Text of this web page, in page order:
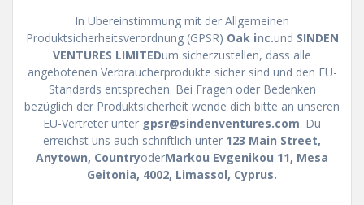
In Übereinstimmung mit der Allgemeinen
Produktsicherheitsverordnung (GPSR) Oak inc.und SINDEN
VENTURES LIMITEDum sicherzustellen, dass alle
angebotenen Verbraucherprodukte sicher sind und den EU-
Standards entsprechen. Bei Fragen oder Bedenken
bezüglich der Produktsicherheit wende dich bitte an unseren
EU-Vertreter unter gpsr@sindenventures.com. Du
erreichst uns auch schriftlich unter 123 Main Street,
Anytown, CountryoderMarkou Evgenikou 11, Mesa
Geitonia, 4002, Limassol, Cyprus.